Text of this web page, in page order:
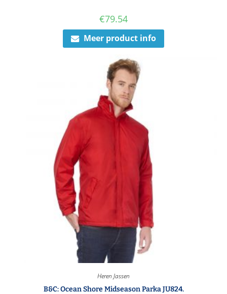
€79.54
Meer product info
Heren Jassen
B&C: Ocean Shore Midseason Parka JU824.